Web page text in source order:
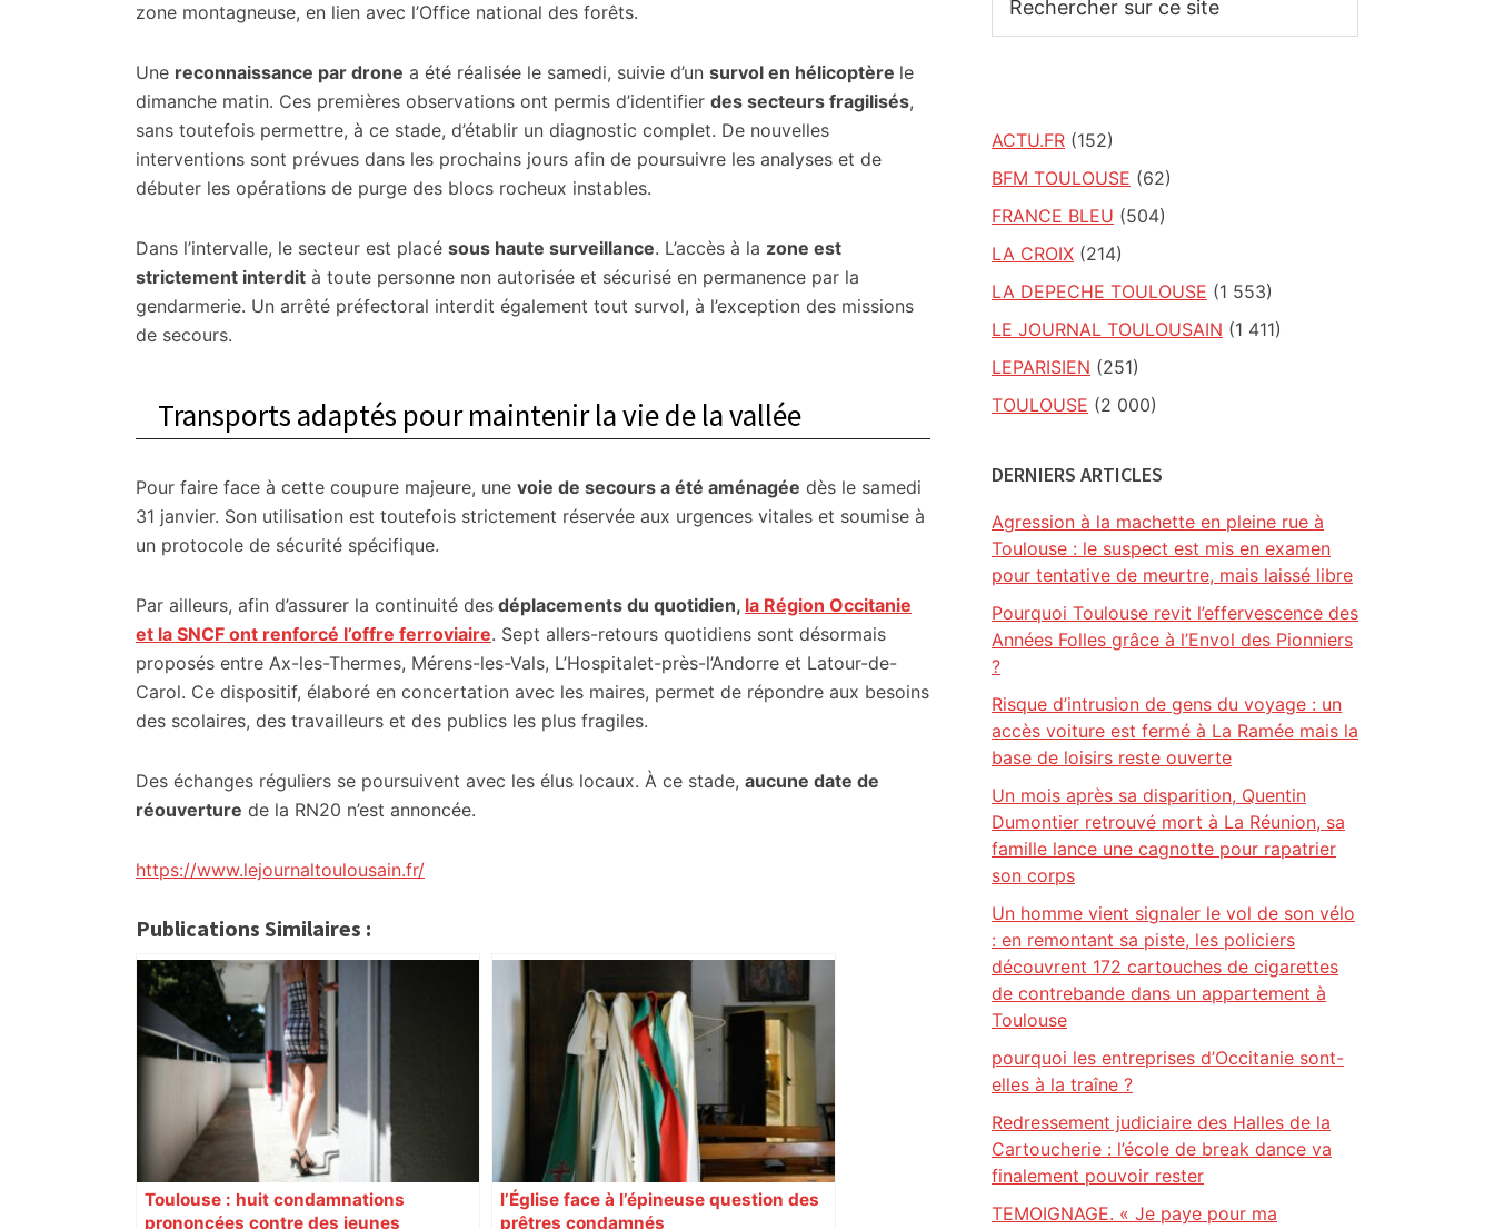
zone montagneuse, en lien avec l’Office national des forêts.
Une reconnaissance par drone a été réalisée le samedi, suivie d’un survol en hélicoptère le
dimanche matin. Ces premières observations ont permis d’identifier des secteurs fragilisés,
sans toutefois permettre, à ce stade, d’établir un diagnostic complet. De nouvelles
interventions sont prévues dans les prochains jours afin de poursuivre les analyses et de
débuter les opérations de purge des blocs rocheux instables.
Dans l’intervalle, le secteur est placé sous haute surveillance. L’accès à la zone est
strictement interdit à toute personne non autorisée et sécurisé en permanence par la
gendarmerie. Un arrêté préfectoral interdit également tout survol, à l’exception des missions
de secours.
Transports adaptés pour maintenir la vie de la vallée
Pour faire face à cette coupure majeure, une voie de secours a été aménagée dès le samedi
31 janvier. Son utilisation est toutefois strictement réservée aux urgences vitales et soumise à
un protocole de sécurité spécifique.
Par ailleurs, afin d’assurer la continuité des déplacements du quotidien, la Région Occitanie
et la SNCF ont renforcé l’offre ferroviaire. Sept allers-retours quotidiens sont désormais
proposés entre Ax-les-Thermes, Mérens-les-Vals, L’Hospitalet-près-l’Andorre et Latour-de-
Carol. Ce dispositif, élaboré en concertation avec les maires, permet de répondre aux besoins
des scolaires, des travailleurs et des publics les plus fragiles.
Des échanges réguliers se poursuivent avec les élus locaux. À ce stade, aucune date de
réouverture de la RN20 n’est annoncée.
https://www.lejournaltoulousain.fr/
Publications Similaires :
Toulouse : huit condamnations
prononcées contre des jeunes
l’Église face à l’épineuse question des
prêtres condamnés
sur
ACTU.FR (152)
BFM TOULOUSE (62)
FRANCE BLEU (504)
LA CROIX (214)
LA DEPECHE TOULOUSE (1 553)
LE JOURNAL TOULOUSAIN (1 411)
LEPARISIEN (251)
TOULOUSE (2 000)
DERNIERS ARTICLES
Agression à la machette en pleine rue à
Toulouse : le suspect est mis en examen
pour tentative de meurtre, mais laissé libre
Pourquoi Toulouse revit l’effervescence des
Années Folles grâce à l’Envol des Pionniers
?
Risque d’intrusion de gens du voyage : un
accès voiture est fermé à La Ramée mais la
base de loisirs reste ouverte
Un mois après sa disparition, Quentin
Dumontier retrouvé mort à La Réunion, sa
famille lance une cagnotte pour rapatrier
son corps
Un homme vient signaler le vol de son vélo
: en remontant sa piste, les policiers
découvrent 172 cartouches de cigarettes
de contrebande dans un appartement à
Toulouse
pourquoi les entreprises d’Occitanie sont-
elles à la traîne ?
Redressement judiciaire des Halles de la
Cartoucherie : l’école de break dance va
finalement pouvoir rester
TEMOIGNAGE. « Je paye pour ma